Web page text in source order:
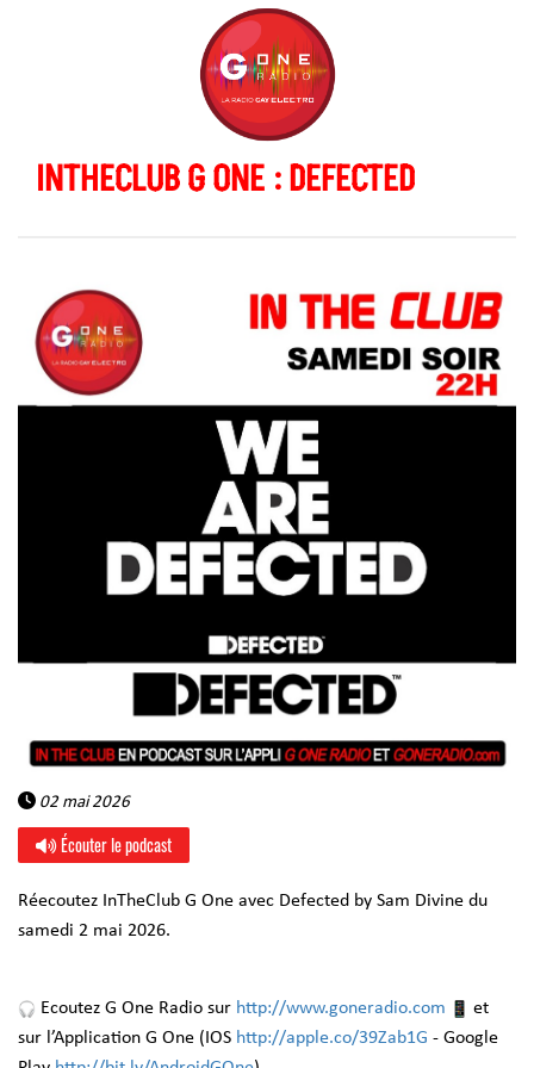
INTHECLUB G ONE : DEFECTED
02 mai 2026
Écouter le podcast
Réecoutez InTheClub G One avec Defected by Sam Divine du
samedi 2 mai 2026.
Ecoutez G One Radio sur http://www.goneradio.com
et
sur l’Application G One (IOS http://apple.co/39Zab1G - Google